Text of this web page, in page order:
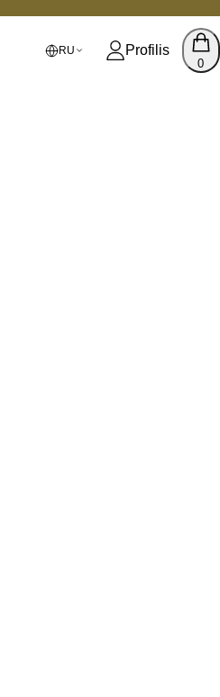
RU Profilis
0